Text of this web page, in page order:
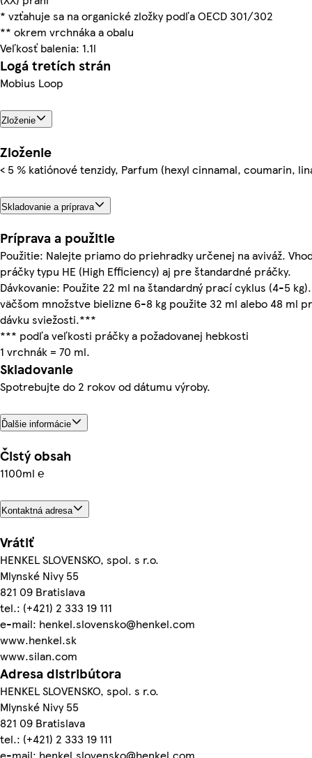
* vzťahuje sa na organické zložky podľa OECD 301/302
** okrem vrchnáka a obalu
Veľkosť balenia: 1.1l
Logá tretích strán
Mobius Loop
Zloženie
Zloženie
< 5 % katiónové tenzidy, Parfum (hexyl cinnamal, coumarin,
Skladovanie a príprava
Príprava a použitie
Použitie: Nalejte priamo do priehradky určenej na aviváž.
práčky typu HE (High Efficiency) aj pre štandardné práčky.
Dávkovanie: Použite 22 ml na štandardný prací cyklus (4-5
väčšom množstve bielizne 6-8 kg použite 32 ml alebo 48 ml
dávku sviežosti.***
*** podľa veľkosti práčky a požadovanej hebkosti
1 vrchnák = 70 ml.
Skladovanie
Spotrebujte do 2 rokov od dátumu výroby.
Ďalšie informácie
Čistý obsah
1100ml ℮
Kontaktná adresa
Vrátiť
HENKEL SLOVENSKO, spol. s r.o.
Mlynské Nivy 55
821 09 Bratislava
tel.: (+421) 2 333 19 111
e-mail: henkel.slovensko@henkel.com
www.henkel.sk
www.silan.com
Adresa distribútora
HENKEL SLOVENSKO, spol. s r.o.
Mlynské Nivy 55
821 09 Bratislava
tel.: (+421) 2 333 19 111